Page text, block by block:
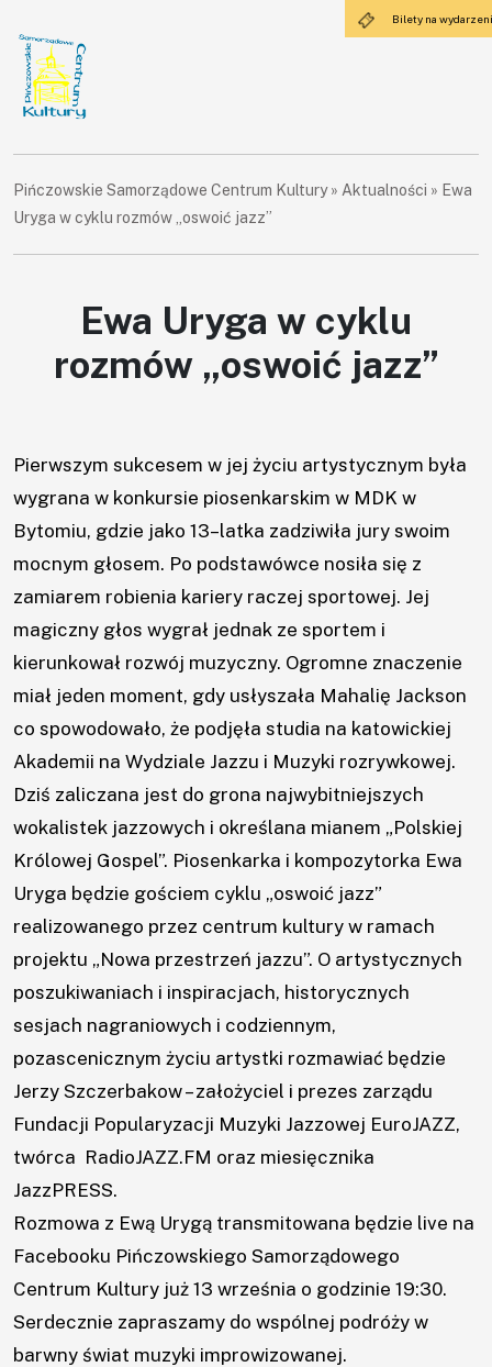
Aktualności
Aktualności
UTW
O
nas
Kadra
Zajęcia
Wydarzenia
Konkursy
Praca
Rozeznanie
rynku
Kontakt
Bilety na
Pińczowskie Samorządowe Centrum Kultury» Aktualności » Ewa
Uryga w cyklu rozmów „oswoić jazz”
Ewa Uryga w cyklu
rozmów „oswoić jazz”
Pierwszym sukcesem w jej życiu artystycznym była
wygrana w konkursie piosenkarskim w MDK w
Bytomiu, gdzie jako 13–latka zadziwiła jury swoim
mocnym głosem. Po podstawówce nosiła się z
zamiarem robienia kariery raczej sportowej. Jej
magiczny głos wygrał jednak ze sportem i
kierunkował rozwój muzyczny. Ogromne znaczenie
miał jeden moment, gdy usłyszała Mahalię Jackson
co spowodowało, że podjęła studia na katowickiej
Akademii na Wydziale Jazzu i Muzyki rozrywkowej.
Dziś zaliczana jest do grona najwybitniejszych
wokalistek jazzowych i określana mianem „Polskiej
Królowej Gospel”. Piosenkarka i kompozytorka Ewa
Uryga będzie gościem cyklu „oswoić jazz”
realizowanego przez centrum kultury w ramach
projektu „Nowa przestrzeń jazzu”. O artystycznych
poszukiwaniach i inspiracjach, historycznych
sesjach nagraniowych i codziennym,
pozascenicznym życiu artystki rozmawiać będzie
Jerzy Szczerbakow – założyciel i prezes zarządu
Fundacji Popularyzacji Muzyki Jazzowej EuroJAZZ,
twórca RadioJAZZ.FM oraz miesięcznika
JazzPRESS.
Rozmowa z Ewą Urygą transmitowana będzie live na
Facebooku Pińczowskiego Samorządowego
Centrum Kultury już 13 września o godzinie 19:30.
Serdecznie zapraszamy do wspólnej podróży w
barwny świat muzyki improwizowanej.